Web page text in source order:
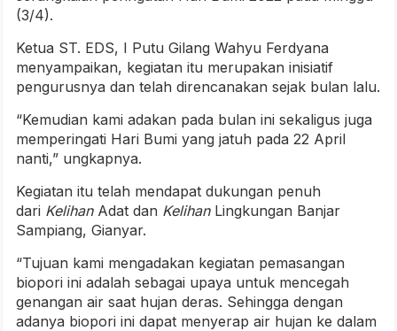
(3/4).
Ketua ST. EDS, I Putu Gilang Wahyu Ferdyana
menyampaikan, kegiatan itu merupakan inisiatif
pengurusnya dan telah direncanakan sejak bulan lalu.
“Kemudian kami adakan pada bulan ini sekaligus juga
memperingati Hari Bumi yang jatuh pada 22 April
nanti,” ungkapnya.
Kegiatan itu telah mendapat dukungan penuh
dari KelihanAdat dan KelihanLingkungan Banjar
Sampiang, Gianyar.
“Tujuan kami mengadakan kegiatan pemasangan
biopori ini adalah sebagai upaya untuk mencegah
genangan air saat hujan deras. Sehingga dengan
adanya biopori ini dapat menyerap air hujan ke dalam